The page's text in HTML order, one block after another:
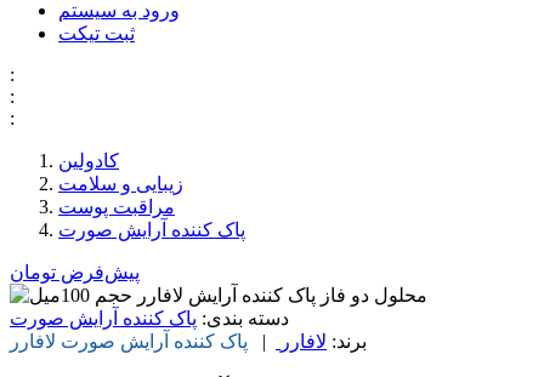
ورود به سیستم
ثبت تیکت
:
:
:
کادولین
زیبایی و سلامت
مراقبت پوست
پاک کننده آرایش صورت
پیش‌فرض تومان
دسته بندی: پاک کننده آرایش صورت
برند: لافارر | پاک کننده آرایش صورت لافارر